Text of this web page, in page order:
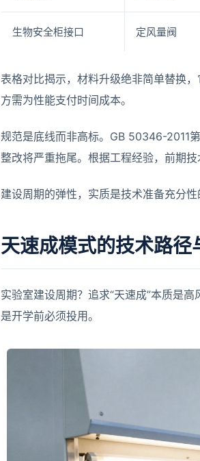
生物安全柜接口 定风量阀
表格对比揭示，材料升级绝非简单替换
方需为性能支付时间成本。
规范是底线而非高标。GB 50346-2011
整改将严重拖尾。根据工程经验，前期
建设周期的弹性，实质是技术准备充分
天速成模式的技术路径
实验室建设周期？追求“天速成”本质是
是开学前必须投用。